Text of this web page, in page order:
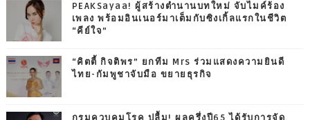
PEAKSayaa! ผู้สร้างตำนานบทใหม่ จับไมค์ร้อง
เพลง พร้อมอินเนอร์มาเต็มกับซิงเกิ้ลแรกในชีวิต
“คีย์ใจ”
“คิตตี้ กิจติพร” ยกทีม Mrs ร่วมแสดงความยินดี
ไทย-กัมพูชาจับมือ ขยายธุรกิจ